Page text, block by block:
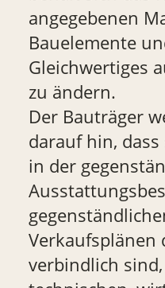
angegebenen
Bauelemente
Gleichwertiges
zu ändern.
Der Bauträger
darauf hin,
in der
Verkaufsplänen
verbindlich